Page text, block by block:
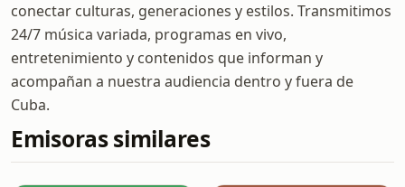
conectar culturas, generaciones y estilos. Transmitimos
24/7 música variada, programas en vivo,
entretenimiento y contenidos que informan y
acompañan a nuestra audiencia dentro y fuera de
Cuba.
Emisoras similares